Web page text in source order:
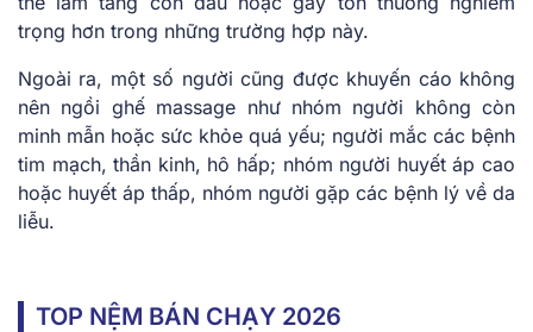
trọng hơn trong những trường hợp này.
Ngoài ra, một số người cũng được khuyến cáo không
nên ngồi ghế massage như nhóm người không còn
minh mẫn hoặc sức khỏe quá yếu; người mắc các bệnh
tim mạch, thần kinh, hô hấp; nhóm người huyết áp cao
hoặc huyết áp thấp, nhóm người gặp các bệnh lý về da
liễu.
TOP NỆM BÁN CHẠY 2026